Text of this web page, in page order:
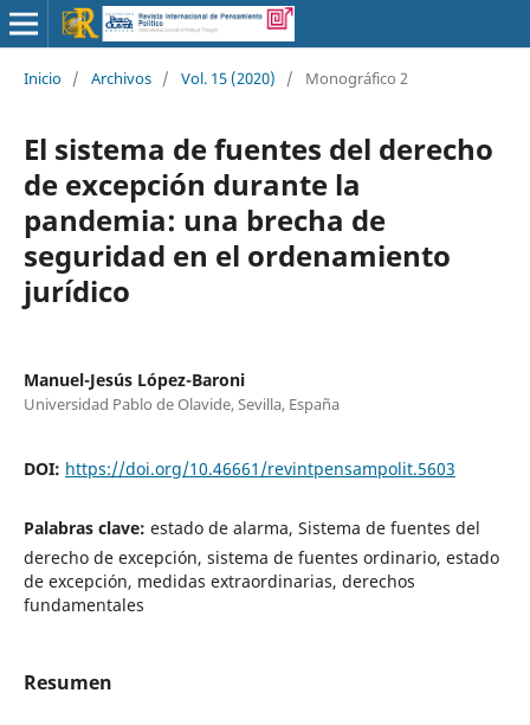
Inicio / Archivos / Vol. 15 (2020) / Monográfico 2
El sistema de fuentes del derecho
de excepción durante la
pandemia: una brecha de
seguridad en el ordenamiento
jurídico
Manuel-Jesús López-Baroni
Universidad Pablo de Olavide, Sevilla, España
DOI: https://doi.org/10.46661/revintpensampolit.5603
Palabras clave: estado de alarma, Sistema de fuentes del
derecho de excepción, sistema de fuentes ordinario, estado
de excepción, medidas extraordinarias, derechos
fundamentales
Resumen